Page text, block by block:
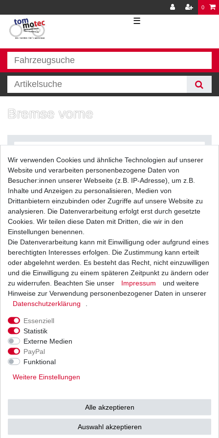
0
☰
Bremse vorne
Filter
Bremsbeläge EBC FA 377 FA377 Standard
Bremsklötze
UVP 30,46 € 20,85 € *
1 Satz | 20,85 € / Satz
inkl. ges. MwSt. zzgl.
Versand
Ab einem Warenwert von
500 Euro versenden wir
53783 Eitorf (
unbedingt Termin
Wir verwenden Cookies und ähnliche Technologien auf unserer
Website und verarbeiten personenbezogene Daten von
Besucher:innen unserer Webseite (z.B. IP-Adresse), um z.B.
Inhalte und Anzeigen zu personalisieren, Medien von
Drittanbietern einzubinden oder Zugriffe auf unsere Website zu
analysieren. Die Datenverarbeitung erfolgt erst durch gesetzte
Cookies. Wir teilen diese Daten mit Dritten, die wir in den
Einstellungen benennen.
Die Datenverarbeitung kann mit Einwilligung oder aufgrund eines
berechtigten Interesses erfolgen. Die Zustimmung kann erteilt
oder abgelehnt werden. Es besteht das Recht, nicht einzuwilligen
und die Einwilligung zu einem späteren Zeitpunkt zu ändern oder
zu widerrufen. Beachten Sie unser
Impressum
und weitere
Hinweise zur Verwendung personenbezogener Daten in unserer
Daten­schutz­erklärung
Essenziell
Statistik
Externe Medien
PayPal
Funktional
Weitere Einstellungen
Alle akzeptieren
Auswahl akzeptieren